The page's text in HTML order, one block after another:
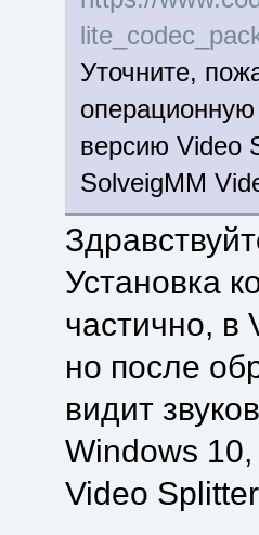
Уточните,
версию Video
SolveigMM
Установка
частично, в
но после
видит
Windows
Video